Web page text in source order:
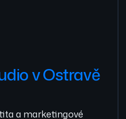
v Ostravě
a marketingové